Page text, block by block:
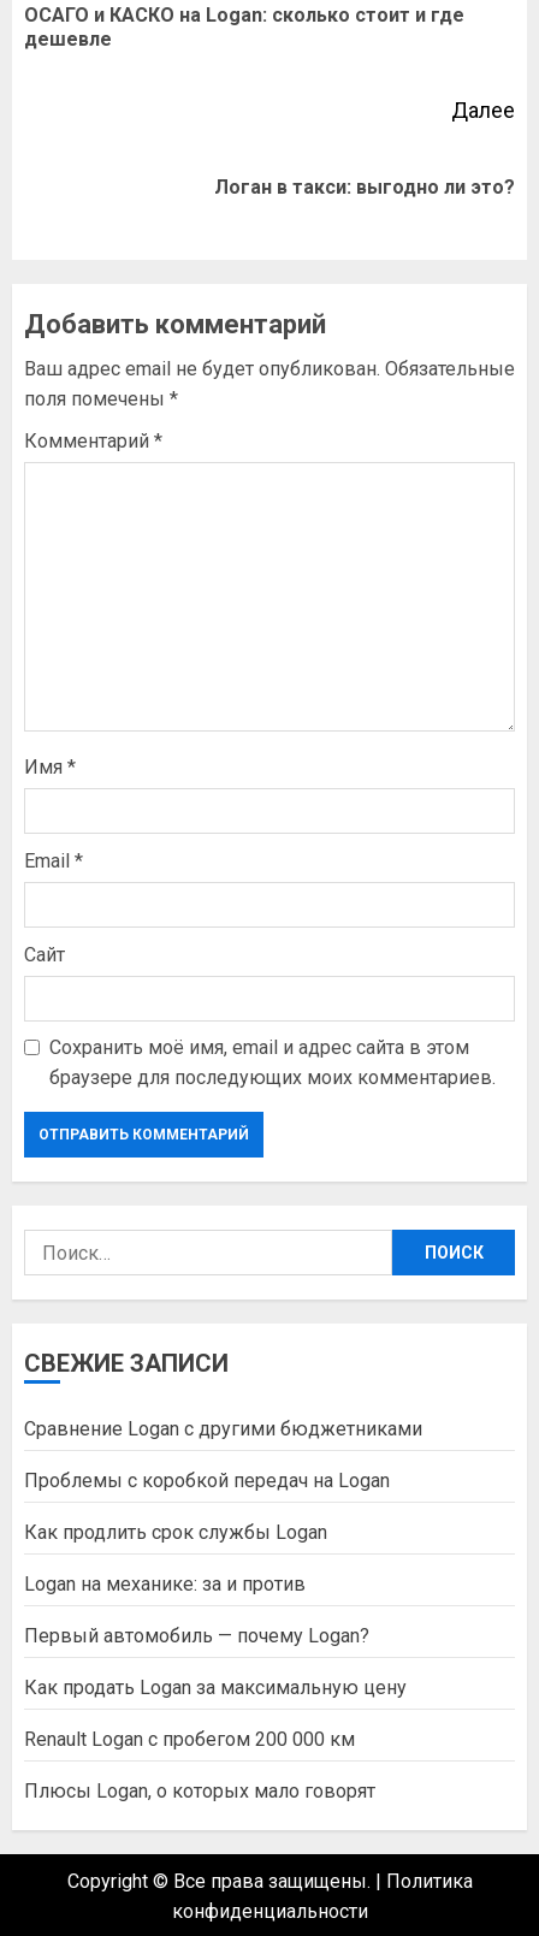
ОСАГО и КАСКО на Logan: сколько стоит и где
дешевле
Далее
Логан в такси: выгодно ли это?
Добавить комментарий
Ваш адрес email не будет опубликован. Обязательные
поля помечены *
Комментарий *
Имя *
Email *
Сайт
Сохранить моё имя, email и адрес сайта в этом
браузере для последующих моих комментариев.
Найти:
СВЕЖИЕ ЗАПИСИ
Сравнение Logan с другими бюджетниками
Проблемы с коробкой передач на Logan
Как продлить срок службы Logan
Logan на механике: за и против
Первый автомобиль — почему Logan?
Как продать Logan за максимальную цену
Renault Logan с пробегом 200 000 км
Плюсы Logan, о которых мало говорят
Copyright © Все права защищены. | Политика
конфиденциальности